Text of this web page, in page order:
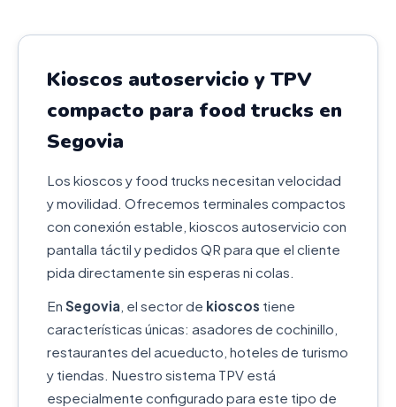
Kioscos autoservicio y TPV
compacto para food trucks en
Segovia
Los kioscos y food trucks necesitan velocidad
y movilidad. Ofrecemos terminales compactos
con conexión estable, kioscos autoservicio con
pantalla táctil y pedidos QR para que el cliente
pida directamente sin esperas ni colas.
En Segovia , el sector de kioscos tiene
características únicas: asadores de cochinillo,
restaurantes del acueducto, hoteles de turismo
y tiendas. Nuestro sistema TPV está
especialmente configurado para este tipo de